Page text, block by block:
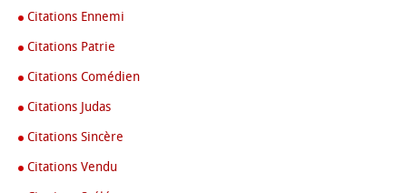
Citations Ennemi
Citations Patrie
Citations Comédien
Citations Judas
Citations Sincère
Citations Vendu